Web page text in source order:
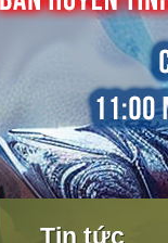
Tin tức